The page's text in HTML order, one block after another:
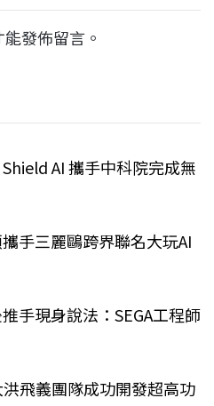
發佈留言。
AI 攜手中科院完成無
手三麗鷗跨界聯名大玩AI
手現身說法：SEGA工程師
飛義團隊成功開發超高功